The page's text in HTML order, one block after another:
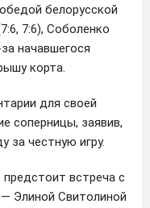
белорусской
7:6), Соболенко
начавшегося
корта.
для своей
соперницы, заявив,
за честную игру.
встреча с
— Элиной Свитолиной